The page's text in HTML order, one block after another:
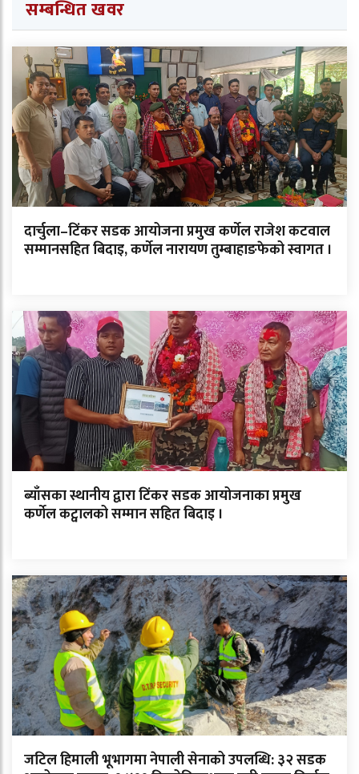
सम्बन्धित खवर
दार्चुला–टिंकर सडक आयोजना प्रमुख कर्णेल राजेश कटवाल
सम्मानसहित बिदाइ, कर्णेल नारायण तुम्बाहाङफेको स्वागत ।
ब्याँसका स्थानीय द्वारा टिंकर सडक आयोजनाका प्रमुख
कर्णेल कट्वालको सम्मान सहित बिदाइ ।
जटिल हिमाली भूभागमा नेपाली सेनाको उपलब्धि: ३२ सडक